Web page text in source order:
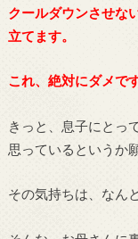
クールダウンさせな
立てます。
これ、絶対にダメです
きっと、息子にとっ
思っているというか
その気持ちは、なん